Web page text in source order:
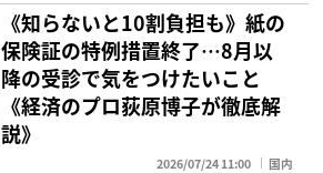
《知らないと10割負担も》紙の
保険証の特例措置終了…8月以
降の受診で気をつけたいこと
《経済のプロ荻原博子が徹底解
説》
2026/07/24 11:00 国内